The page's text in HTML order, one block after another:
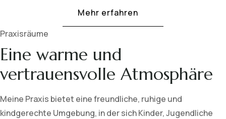
Mehr erfahren
Praxisräume
Eine warme und
vertrauensvolle Atmosphäre
Meine Praxis bietet eine freundliche, ruhige und
kindgerechte Umgebung, in der sich Kinder, Jugendliche